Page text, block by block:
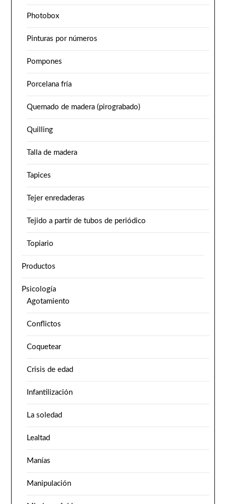
Photobox
Pinturas por números
Pompones
Porcelana fría
Quemado de madera (pirograbado)
Quilling
Talla de madera
Tapices
Tejer enredaderas
Tejido a partir de tubos de periódico
Topiario
Productos
Psicología
Agotamiento
Conflictos
Coquetear
Crisis de edad
Infantilización
La soledad
Lealtad
Manías
Manipulación